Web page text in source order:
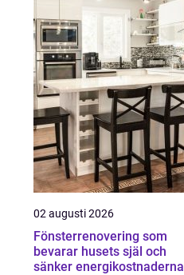
02 augusti 2026
Fönsterrenovering som
bevarar husets själ och
sänker energikostnaderna